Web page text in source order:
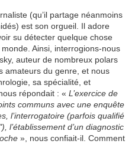
(qu’il partage néanmoins
est son orgueil. Il adore
su détecter quelque chose
Ainsi, interrogions-nous
auteur de nombreux polars
amateurs du genre, et nous
sa spécialité, et
répondait : « L’exercice de
communs avec une enquête
l’interrogatoire (parfois qualifié
l’établissement d’un diagnostic
», nous confiait-il. Comment